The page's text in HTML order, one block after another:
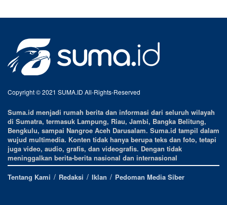
Copyright © 2021 SUMA.ID All-Rights-Reserved
Suma.id menjadi rumah berita dan informasi dari seluruh wilayah
di Sumatra, termasuk Lampung, Riau, Jambi, Bangka Belitung,
Bengkulu, sampai Nangroe Aceh Darusalam. Suma.id tampil dalam
wujud multimedia. Konten tidak hanya berupa teks dan foto, tetapi
juga video, audio, grafis, dan videografis. Dengan tidak
meninggalkan berita-berita nasional dan internasional
Tentang Kami
Redaksi Iklan Pedoman Media Siber